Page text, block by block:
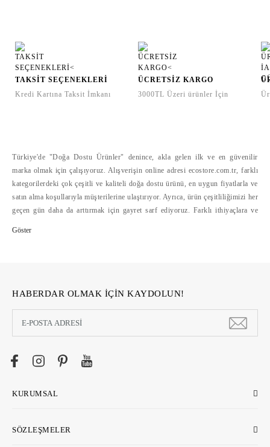
TAKSİT SEÇENEKLERİ
Kredi Kartına Taksit İmkanı
ÜCRETSİZ KARGO
3000TL Üzeri ürünler İçin
Türkiye'de "Doğa Dostu Ürünler" denince, akla gelen ilk ve en güvenilir
marka olmak için çalışıyoruz. Alışverişin online adresi ecostore.com.tr, farklı
kategorilerdeki çok çeşitli ve kaliteli doğa dostu ürünü, en uygun fiyatlarla ve
satın alma koşullarıyla müşterilerine ulaştırıyor. Ayrıca, ürün çeşitliliğimizi her
geçen gün daha da arttırmak için gayret sarf ediyoruz. Farklı ithiyaçlara ve
HABERDAR OLMAK İÇİN KAYDOLUN!
KURUMSAL
SÖZLEŞMELER